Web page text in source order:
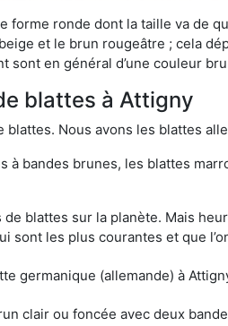
forme ronde dont la taille va de
et le brun rougeâtre ; cela
en général d’une couleur
blattes à Attigny
Nous avons les blattes
à bandes brunes, les blattes
blattes sur la planète. Mais
sont les plus courantes et que
germanique (allemande) à
clair ou foncée avec deux